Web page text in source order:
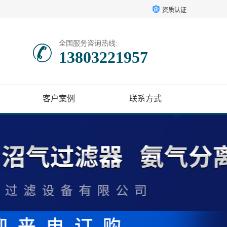
资质认证
全国服务咨询热线:
13803221957
客户案例 联系方式